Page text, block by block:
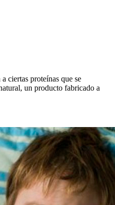
ciertas proteínas que se
un producto fabricado a